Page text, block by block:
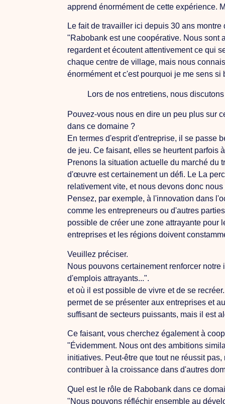
apprend énormément de cette expérience.
Le fait de travailler ici depuis 30 ans
"Rabobank est une coopérative. Noussont
regardent et écoutent attentivement ce qui
chaque centre de village, mais nous
énormément et c'est pourquoi je me sens si
Lors de nos entretiens, nous
Pouvez-vous nous en dire un peu plus sur
dans ce domaine ?
En termes d'esprit d'entreprise, il se passe
de jeu. Ce faisant, elles se heurtent parfois
Prenons la situation actuelle du marché du
d'œuvre est certainement un défi. Le La
relativement vite, et nous devons donc
Pensez, par exemple, à l'innovation dans
comme les entrepreneurs ou d'autres
possible de créer une zone attrayante pour
entreprises et les régions doivent
Veuillez préciser.
Nous pouvons certainement renforcer
d'emplois attrayants...".
et où il est possible de vivre et de se
permet de se présenter aux entreprises et
suffisant de secteurs puissants, mais il est
Ce faisant, vous cherchez également à
"Évidemment. Nousont des ambitions
initiatives. Peut-être que tout ne réussit
contribuer à la croissance dans d'autres
Quel est le rôle de Rabobank dans ce
"Nous pouvons réfléchir ensemble au